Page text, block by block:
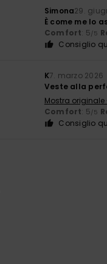
Simona29.
È come me lo
Comfort: 5/5
Consiglio
K7. marzo 2026
Veste alla
Mostra originale
Comfort: 5/5
Consiglio